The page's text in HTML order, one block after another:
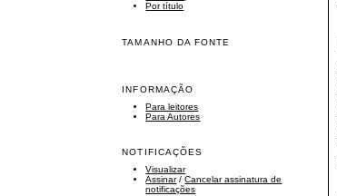
Por título
TAMANHO DA FONTE
INFORMAÇÃO
Para leitores
Para Autores
NOTIFICAÇÕES
Visualizar
Assinar/Cancelar assinatura de
notificações